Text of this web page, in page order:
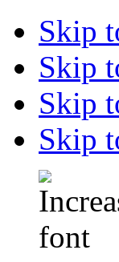
Skip
Skip
Skip
Skip